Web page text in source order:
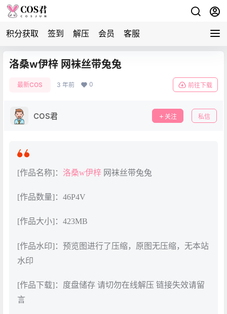
积分获取 签到 解压 会员 客服
洛桑w伊梓 网袜丝带兔兔
最新COS 3 年前 0 前往下载
COS君 关注 私信
[作品名称]： 洛桑w伊梓 网袜丝带兔兔
[作品数量]：46P4V
[作品大小]：423MB
[作品水印]：预览图进行了压缩，原图无压缩，无本站
水印
[作品下载]：度盘储存 请切勿在线解压 链接失效请留
言